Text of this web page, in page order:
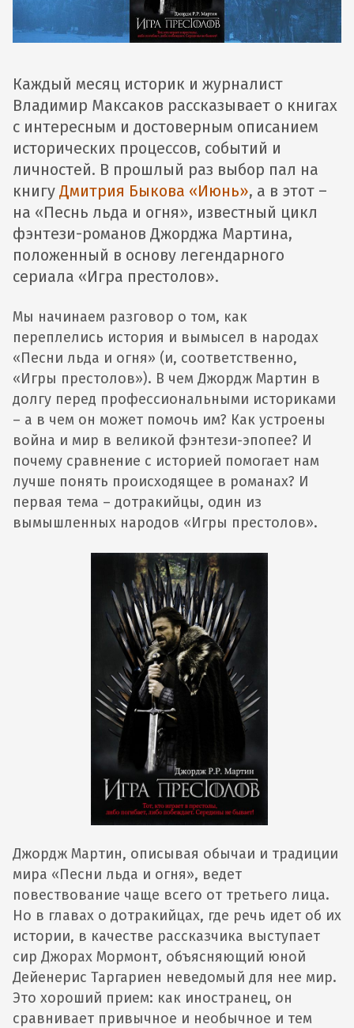
Каждый месяц историк и журналист
Владимир Максаков рассказывает о книгах
с интересным и достоверным описанием
исторических процессов, событий и
личностей. В прошлый раз выбор пал на
книгу Дмитрия Быкова «Июнь», а в этот –
на «Песнь льда и огня», известный цикл
фэнтези-романов Джорджа Мартина,
положенный в основу легендарного
сериала «Игра престолов».
Мы начинаем разговор о том, как
переплелись история и вымысел в народах
«Песни льда и огня» (и, соответственно,
«Игры престолов»). В чем Джордж Мартин в
долгу перед профессиональными историками
– а в чем он может помочь им? Как устроены
война и мир в великой фэнтези-эпопее? И
почему сравнение с историей помогает нам
лучше понять происходящее в романах? И
первая тема – дотракийцы, один из
вымышленных народов «Игры престолов».
Джордж Мартин, описывая обычаи и традиции
мира «Песни льда и огня», ведет
повествование чаще всего от третьего лица.
Но в главах о дотракийцах, где речь идет об их
истории, в качестве рассказчика выступает
сир Джорах Мормонт, объясняющий юной
Дейенерис Таргариен неведомый для нее мир.
Это хороший прием: как иностранец, он
сравнивает привычное и необычное и тем